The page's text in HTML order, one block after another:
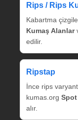
Rips / Rips
Kabartma
Kumaş Alanlar
edilir.
Ripstap
İnce rips
kumas.org
alır.